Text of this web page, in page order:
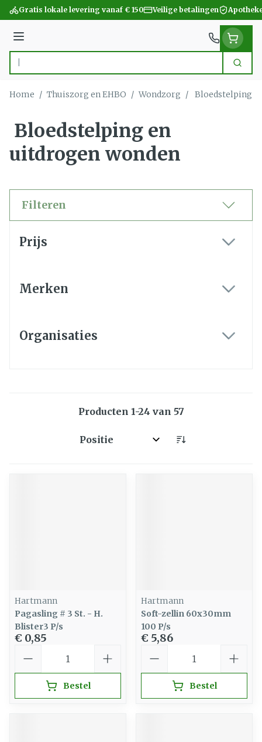
Ga naar de inhoud
Gratis lokale levering vanaf € 150 Veilige betalingen
Menu
Product, merk, categorie... Zoek
Home / Thuiszorg en EHBO / Wondzorg / Bloedstelping
Bloedstelping en
uitdrogen wonden
Filteren
Prijs
Merken
Organisaties
Producten 1-24 van 57
Sorteer op:
Hartmann
Pagasling # 3 St. - H.
Blister3 P/s
€ 0,85
Bestel
Hartmann
Soft-zellin 60x30mm
100 P/s
€ 5,86
Bestel